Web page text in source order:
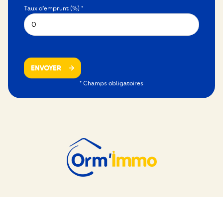
Taux d'emprunt (%) *
ENVOYER
* Champs obligatoires